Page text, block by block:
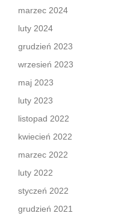
marzec 2024
luty 2024
grudzień 2023
wrzesień 2023
maj 2023
luty 2023
listopad 2022
kwiecień 2022
marzec 2022
luty 2022
styczeń 2022
grudzień 2021